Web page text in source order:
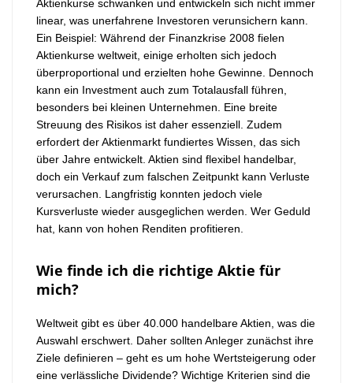
Aktienkurse schwanken und entwickeln sich nicht immer
linear, was unerfahrene Investoren verunsichern kann.
Ein Beispiel: Während der Finanzkrise 2008 fielen
Aktienkurse weltweit, einige erholten sich jedoch
überproportional und erzielten hohe Gewinne. Dennoch
kann ein Investment auch zum Totalausfall führen,
besonders bei kleinen Unternehmen. Eine breite
Streuung des Risikos ist daher essenziell. Zudem
erfordert der Aktienmarkt fundiertes Wissen, das sich
über Jahre entwickelt. Aktien sind flexibel handelbar,
doch ein Verkauf zum falschen Zeitpunkt kann Verluste
verursachen. Langfristig konnten jedoch viele
Kursverluste wieder ausgeglichen werden. Wer Geduld
hat, kann von hohen Renditen profitieren.
Wie finde ich die richtige Aktie für
mich?
Weltweit gibt es über 40.000 handelbare Aktien, was die
Auswahl erschwert. Daher sollten Anleger zunächst ihre
Ziele definieren – geht es um hohe Wertsteigerung oder
eine verlässliche Dividende? Wichtige Kriterien sind die